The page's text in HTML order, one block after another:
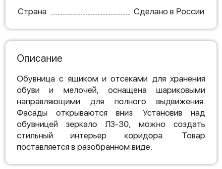
Страна
Сделано в России
Описание
Обувница с ящиком и отсеками для хранения
обуви и мелочей, оснащена шариковыми
направляющими для полного выдвижения.
Фасады открываются вниз. Установив над
обувницей зеркало ЛЗ-30, можно создать
стильный интерьер коридора. Товар
поставляется в разобранном виде.